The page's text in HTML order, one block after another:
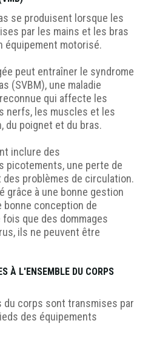
se produisent lorsque les
par les mains et les bras
équipement motorisé.
peut entraîner le syndrome
(SVBM), une maladie
qui affecte les
nerfs, les muscles et les
du poignet et du bras.
inclure des
picotements, une perte de
problèmes de circulation.
grâce à une bonne gestion
bonne conception de
que des dommages
ils ne peuvent être
À L'ENSEMBLE DU CORPS
du corps sont transmises par
des équipements